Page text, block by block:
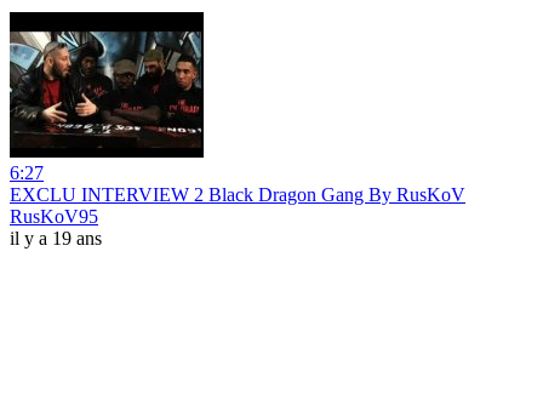
6:27
EXCLU INTERVIEW 2 Black Dragon Gang By RusKoV
RusKoV95
il y a 19 ans